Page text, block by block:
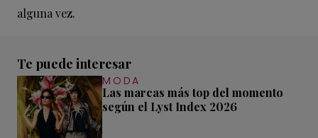
alguna vez.
Te puede interesar
MODA
Las marcas más top del momento
según el Lyst Index 2026